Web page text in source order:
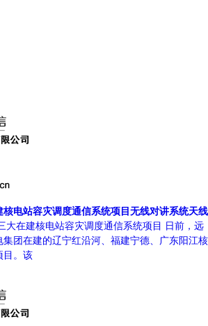
电站容灾调度通信系统项目无线对讲系统天线
大在建核电站容灾调度通信系统项目 日前，远
团在建的辽宁红沿河、福建宁德、广东阳江核
目。该